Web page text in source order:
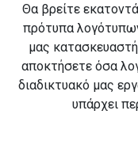
Θα βρείτε
πρότυπα
μας
αποκτήσετε όσα
διαδικτυακό μας
υπάρχει